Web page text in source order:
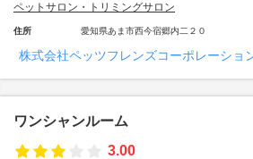
ペットサロン・トリミングサロン
住所 愛知県あま市西今宿郷内二２０
株式会社ペッツフレンズコーポレーショ
ワンシャンルーム
3.00